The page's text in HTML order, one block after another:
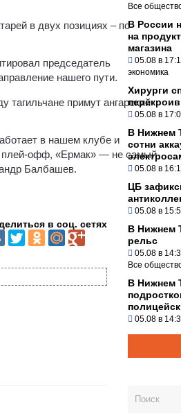
в двух позициях – по
председатель
нашего пути.
примут ангарский
в нашем клубе и
плей-офф, «Ермак» — не самый
Балбашев.
в соц. сетях
Все
В России
на
магазина
05.08 в
экономика
Хирурги
05.08 в
В Нижнем
сотни
05.08 в
ЦБ
05.08 в
В Нижнем
рельс
05.08 в
Все
В Нижнем
05.08 в